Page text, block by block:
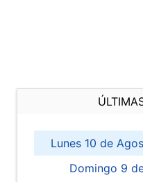
Lunes 10 de
Domingo 9